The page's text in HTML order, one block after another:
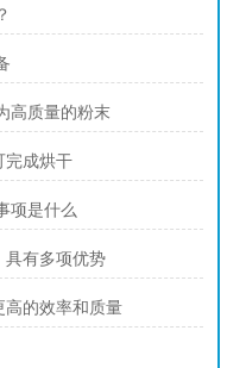
高质量的粉末
完成烘干
项是什么
具有多项优势
高的效率和质量